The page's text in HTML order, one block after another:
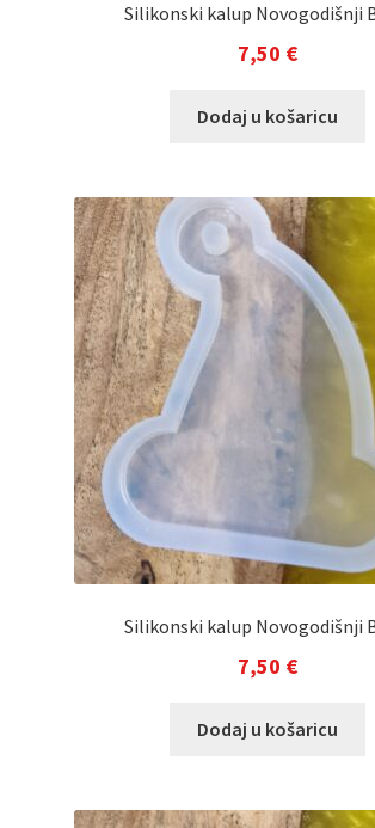
Silikonski kalup Novogodišnji
7,50 €
Dodaj u košaricu
Silikonski kalup Novogodišnji
7,50 €
Dodaj u košaricu